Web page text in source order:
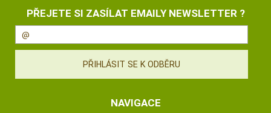
PŘEJETE SI ZASÍLAT EMAILY NEWSLETTER ?
NAVIGACE